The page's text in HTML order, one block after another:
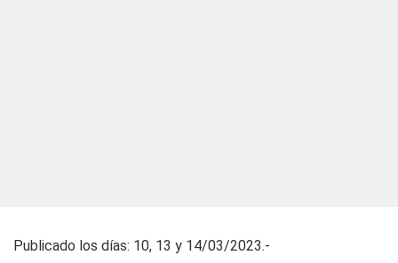
Publicado los días: 10, 13 y 14/03/2023.-